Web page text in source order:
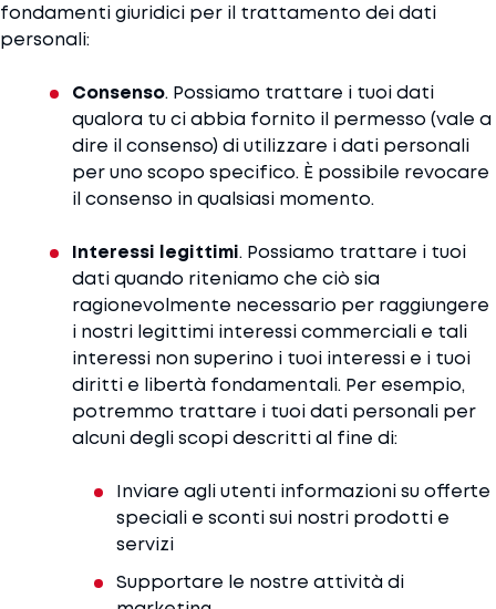
fondamenti giuridici per il trattamento dei dati
personali:
Consenso. Possiamo trattare i tuoi dati
qualora tu ci abbia fornito il permesso (vale a
dire il consenso) di utilizzare i dati personali
per uno scopo specifico. È possibile revocare
il consenso in qualsiasi momento.
Interessi legittimi. Possiamo trattare i tuoi
dati quando riteniamo che ciò sia
ragionevolmente necessario per raggiungere
i nostri legittimi interessi commerciali e tali
interessi non superino i tuoi interessi e i tuoi
diritti e libertà fondamentali. Per esempio,
potremmo trattare i tuoi dati personali per
alcuni degli scopi descritti al fine di:
Inviare agli utenti informazioni su offerte
speciali e sconti sui nostri prodotti e
servizi
Supportare le nostre attività di